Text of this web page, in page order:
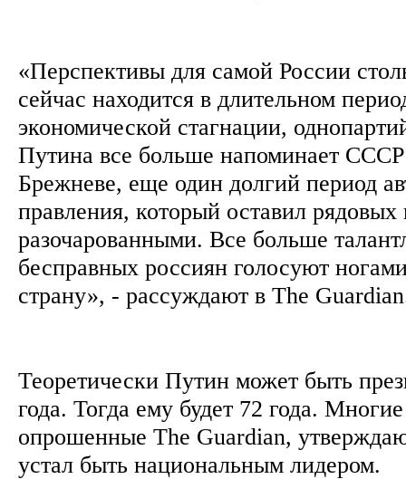
«Перспективы для самой России
сейчас находится в длительном
экономической стагнации,
Путина все больше напоминает
Брежневе, еще один долгий период
правления, который оставил рядовых
разочарованными. Все больше
бесправных россиян голосуют
страну», - рассуждают в The
Теоретически Путин может быть
года. Тогда ему будет 72 года.
опрошенные The Guardian,
устал быть национальным лидером.